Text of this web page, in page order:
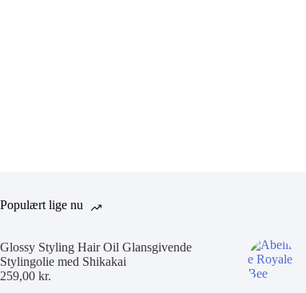
Populært lige nu
Glossy Styling Hair Oil Glansgivende
Stylingolie med Shikakai
259,00 kr.